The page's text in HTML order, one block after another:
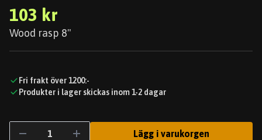
103 kr
Wood rasp 8"
Fri frakt över 1200:-
Produkter i lager skickas inom 1-2 dagar
Lägg i varukorgen